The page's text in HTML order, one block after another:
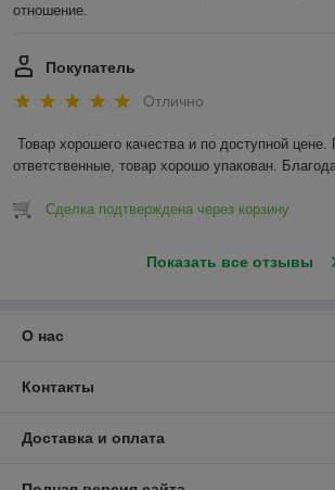
отношение.
Покупатель
Отлично
Товар хорошего качества и по доступной
ответственные, товар хорошо упакован.
Сделка подтверждена через корзину
Показать все отзывы
О нас
Контакты
Доставка и оплата